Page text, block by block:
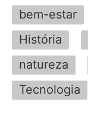
bem-estar
História
natureza
Tecnologia